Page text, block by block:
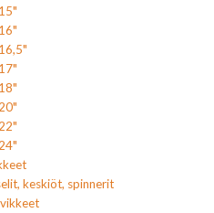
keskiöt, spinnerit